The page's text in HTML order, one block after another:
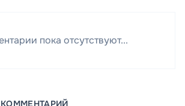
пока отсутствуют...